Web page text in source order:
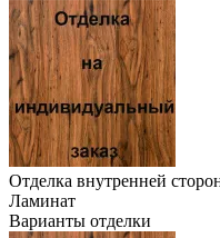
Отделка внутренней
Ламинат
Варианты отделки